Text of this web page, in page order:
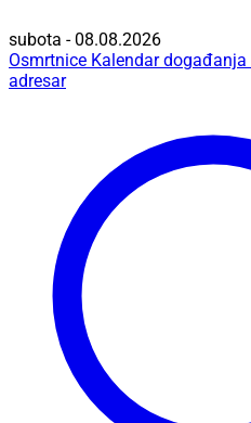
subota - 08.08.2026
Osmrtnice Kalendar događanja
adresar